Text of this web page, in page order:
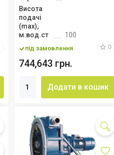
Висота
подачі
(max),
м.вод.ст
100
під замовлення 0
744,643 грн.
Додати в кошик